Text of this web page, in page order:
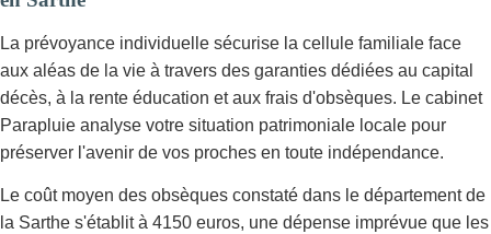
La prévoyance individuelle sécurise la cellule familiale face
aux aléas de la vie à travers des garanties dédiées au capital
décès, à la rente éducation et aux frais d'obsèques. Le cabinet
Parapluie analyse votre situation patrimoniale locale pour
préserver l'avenir de vos proches en toute indépendance.
Le coût moyen des obsèques constaté dans le département de
la Sarthe s'établit à 4150 euros, une dépense imprévue que les